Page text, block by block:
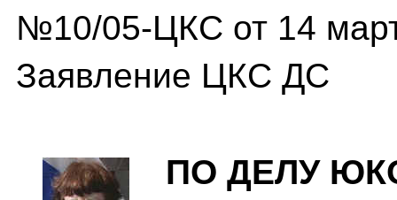
№10/05-ЦКС от 14
Заявление ЦКС ДС
ПО ДЕЛУ